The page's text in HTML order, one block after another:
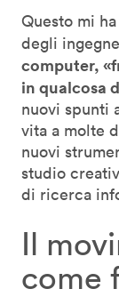
Questo mi
degli
computer,
in qualcosa
nuovi spunti
vita a molte
nuovi
studio
di ricerca
Il
come